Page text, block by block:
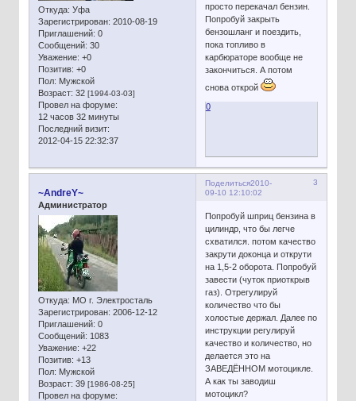
Откуда: Уфа
Зарегистрирован: 2010-08-19
Приглашений: 0
Сообщений: 30
Уважение: +0
Позитив: +0
Пол: Мужской
Возраст: 32 [1994-03-03]
Провел на форуме:
12 часов 32 минуты
Последний визит:
2012-04-15 22:32:37
просто перекачал бензин.
Попробуй закрыть
бензошланг и поездить,
пока топливо в
карбюраторе вообще не
закончиться. А потом
снова открой
0
Поделиться 3
2010-
09-10 12:10:02
~AndreY~
Администратор
Откуда: МО г. Электросталь
Зарегистрирован: 2006-12-12
Приглашений: 0
Сообщений: 1083
Уважение: +22
Позитив: +13
Пол: Мужской
Возраст: 39 [1986-08-25]
Провел на форуме:
Попробуй шприц бензина в
цилиндр, что бы легче
схватился. потом качество
закрути доконца и открути
на 1,5-2 оборота. Попробуй
завести (чуток приоткрыв
газ). Отрегулируй
количество что бы
холостые держал. Далее по
инструкции регулируй
качество и количество, но
делается это на
ЗАВЕДЁННОМ мотоцикле.
А как ты заводиш
мотоцикл?